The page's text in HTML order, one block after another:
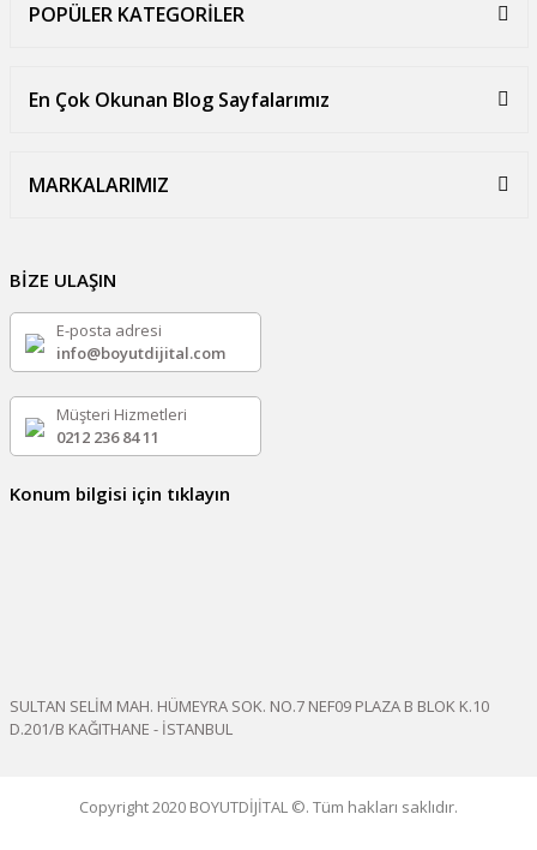
POPÜLER KATEGORİLER
En Çok Okunan Blog Sayfalarımız
MARKALARIMIZ
BİZE ULAŞIN
E-posta adresi
info@boyutdijital.com
Müşteri Hizmetleri
0212 236 84 11
Konum bilgisi için tıklayın
SULTAN SELİM MAH. HÜMEYRA SOK. NO.7 NEF09 PLAZA B BLOK K.10
D.201/B KAĞITHANE - İSTANBUL
Copyright 2020 BOYUTDİJİTAL ©. Tüm hakları saklıdır.